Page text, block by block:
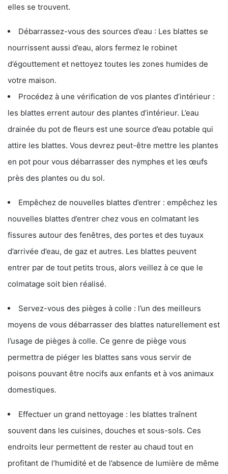
elles se trouvent.
Débarrassez-vous des sources d’eau : Les blattes se
nourrissent aussi d’eau, alors fermez le robinet
d’égouttement et nettoyez toutes les zones humides de
votre maison.
Procédez à une vérification de vos plantes d’intérieur :
les blattes errent autour des plantes d’intérieur. L’eau
drainée du pot de fleurs est une source d’eau potable qui
attire les blattes. Vous devrez peut-être mettre les plantes
en pot pour vous débarrasser des nymphes et les œufs
près des plantes ou du sol.
Empêchez de nouvelles blattes d’entrer : empêchez les
nouvelles blattes d’entrer chez vous en colmatant les
fissures autour des fenêtres, des portes et des tuyaux
d’arrivée d’eau, de gaz et autres. Les blattes peuvent
entrer par de tout petits trous, alors veillez à ce que le
colmatage soit bien réalisé.
Servez-vous des pièges à colle : l’un des meilleurs
moyens de vous débarrasser des blattes naturellement est
l’usage de pièges à colle. Ce genre de piège vous
permettra de piéger les blattes sans vous servir de
poisons pouvant être nocifs aux enfants et à vos animaux
domestiques.
Effectuer un grand nettoyage : les blattes traînent
souvent dans les cuisines, douches et sous-sols. Ces
endroits leur permettent de rester au chaud tout en
profitant de l’humidité et de l’absence de lumière de même